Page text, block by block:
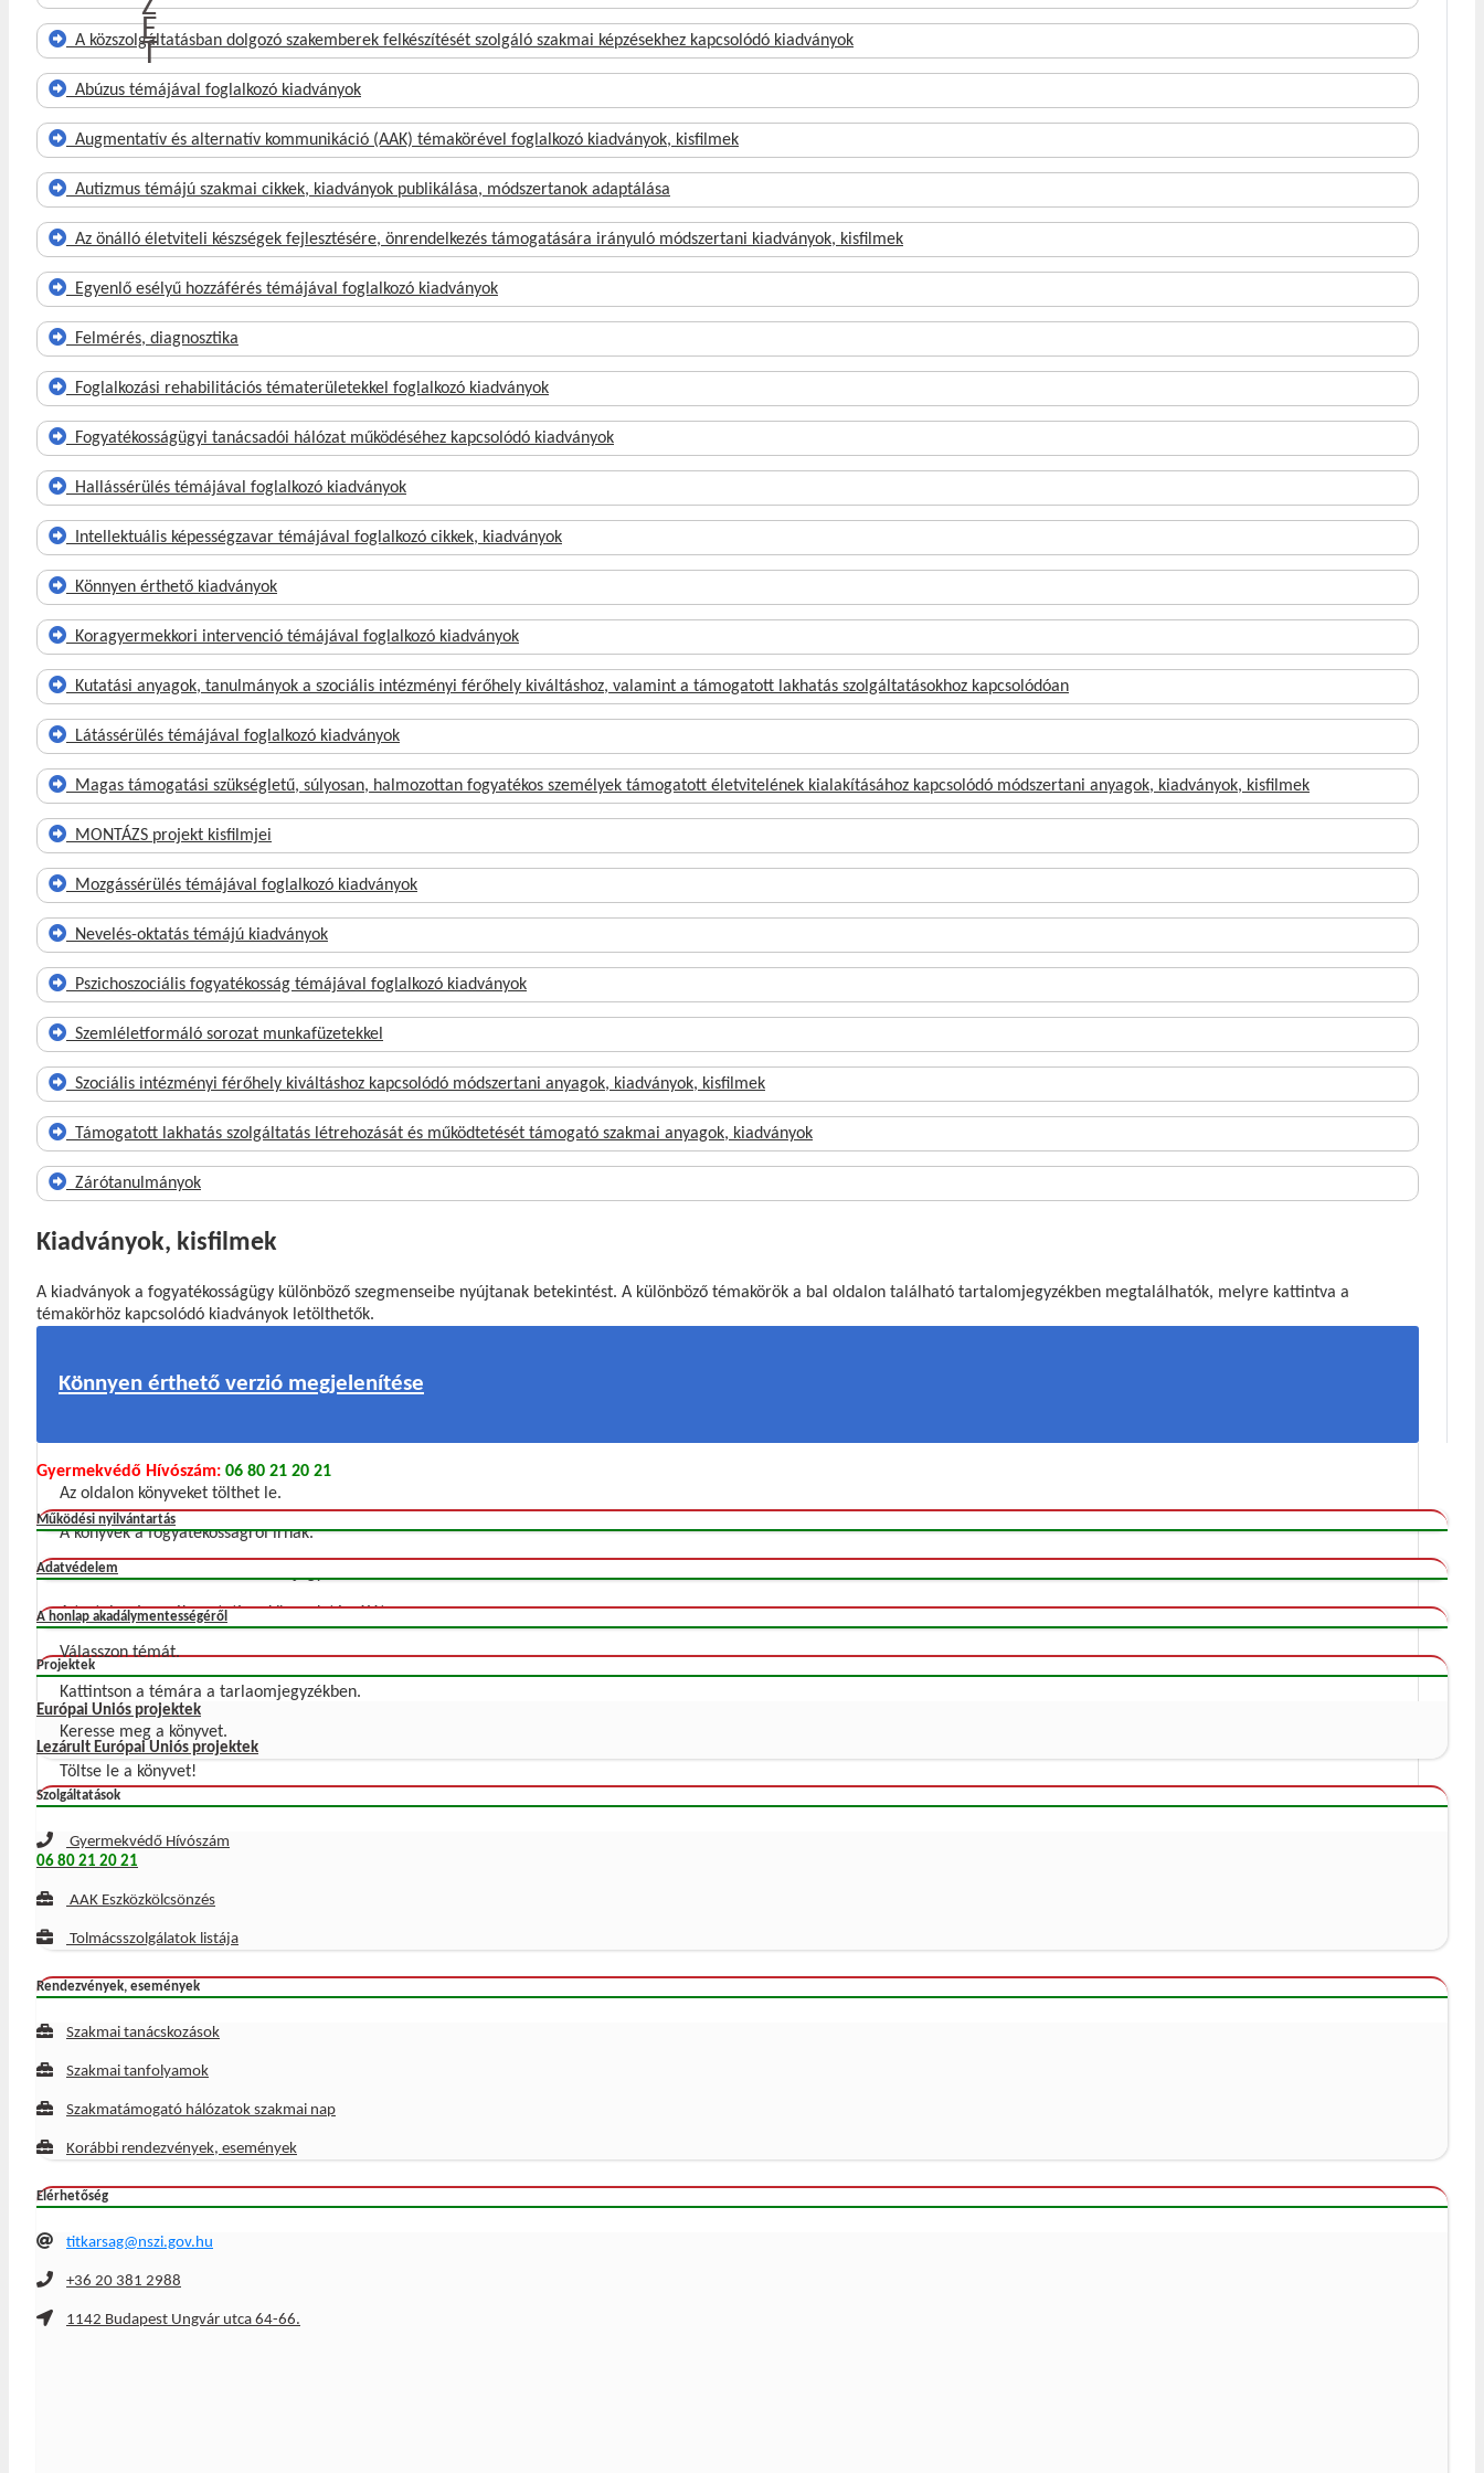
E
T
A közszolgáltatásban dolgozó szakemberek felkészítését szolgáló szakmai képzésekhez kapcsolódó kiadványok
Abúzus témájával foglalkozó kiadványok
Augmentatív és alternatív kommunikáció (AAK) témakörével foglalkozó kiadványok, kisfilmek
Autizmus témájú szakmai cikkek, kiadványok publikálása, módszertanok adaptálása
Az önálló életviteli készségek fejlesztésére, önrendelkezés támogatására irányuló módszertani kiadványok, kisfilmek
Egyenlő esélyű hozzáférés témájával foglalkozó kiadványok
Felmérés, diagnosztika
Foglalkozási rehabilitációs tématerületekkel foglalkozó kiadványok
Fogyatékosságügyi tanácsadói hálózat működéséhez kapcsolódó kiadványok
Hallássérülés témájával foglalkozó kiadványok
Intellektuális képességzavar témájával foglalkozó cikkek, kiadványok
Könnyen érthető kiadványok
Koragyermekkori intervenció témájával foglalkozó kiadványok
Kutatási anyagok, tanulmányok a szociális intézményi férőhely kiváltáshoz, valamint a támogatott lakhatás szolgáltatásokhoz kapcsolódóan
Látássérülés témájával foglalkozó kiadványok
Magas támogatási szükségletű, súlyosan, halmozottan fogyatékos személyek támogatott életvitelének kialakításához kapcsolódó módszertani anyagok, kiadványok, kisfilmek
MONTÁZS projekt kisfilmjei
Mozgássérülés témájával foglalkozó kiadványok
Nevelés-oktatás témájú kiadványok
Pszichoszociális fogyatékosság témájával foglalkozó kiadványok
Szemléletformáló sorozat munkafüzetekkel
Szociális intézményi férőhely kiváltáshoz kapcsolódó módszertani anyagok, kiadványok, kisfilmek
Támogatott lakhatás szolgáltatás létrehozását és működtetését támogató szakmai anyagok, kiadványok
Zárótanulmányok
Kiadványok, kisfilmek
A kiadványok a fogyatékosságügy különböző szegmenseibe nyújtanak betekintést. A különböző témakörök a bal oldalon található tartalomjegyzékben megtalálhatók, melyre kattintva a
témakörhöz kapcsolódó kiadványok letölthetők.
Könnyen érthető verzió megjelenítése
Az oldalon könyveket tölthet le.
A könyvek a fogyatékosságról írnak.
Bal oldalon olvasható a tartalomjegyzék.
A tartalomjegyzék mutatja a könyvek témáját.
Válasszon témát.
Kattintson a témára a tarlaomjegyzékben.
Keresse meg a könyvet.
Töltse le a könyvet!
Gyermekvédő Hívószám: 06 80 21 20 21
Működési nyilvántartás
Adatvédelem
A honlap akadálymentességéről
Projektek
Európai Uniós projektek
Lezárult Európai Uniós projektek
Szolgáltatások
Gyermekvédő Hívószám
06 80 21 20 21
AAK Eszközkölcsönzés
Tolmácsszolgálatok listája
Rendezvények, események
Szakmai tanácskozások
Szakmai tanfolyamok
Szakmatámogató hálózatok szakmai nap
Korábbi rendezvények, események
Elérhetőség
titkarsag@nszi.gov.hu
+36 20 381 2988
1142 Budapest Ungvár utca 64-66.